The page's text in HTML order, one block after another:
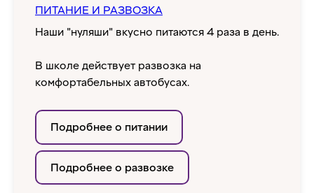
ПИТАНИЕ И РАЗВОЗКА
Наши "нуляши" вкусно питаются 4 раза в день.
В школе действует развозка на
комфортабельных автобусах.
Подробнее о питании
Подробнее о развозке